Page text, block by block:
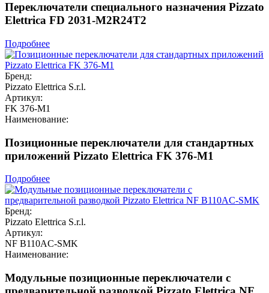
Переключатели специального назначения Pizzato
Elettrica FD 2031-M2R24T2
Подробнее
Бренд:
Pizzato Elettrica S.r.l.
Артикул:
FK 376-M1
Наименование:
Позиционные переключатели для стандартных
приложений Pizzato Elettrica FK 376-M1
Подробнее
Бренд:
Pizzato Elettrica S.r.l.
Артикул:
NF B110AC-SMK
Наименование:
Модульные позиционные переключатели с